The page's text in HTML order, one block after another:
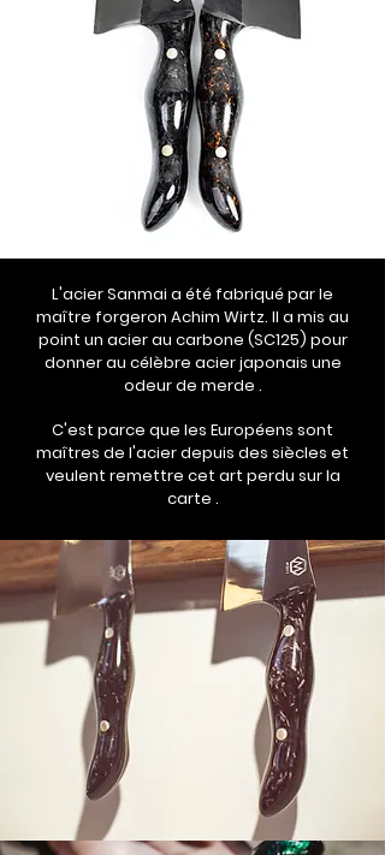
L'acier Sanmai a été fabriqué par le
maître forgeron Achim Wirtz. Il a mis au
point un acier au carbone (SC125) pour
donner au célèbre acier japonais une
odeur de merde .
C'est parce que les Européens sont
maîtres de l'acier depuis des siècles et
veulent remettre cet art perdu sur la
carte .